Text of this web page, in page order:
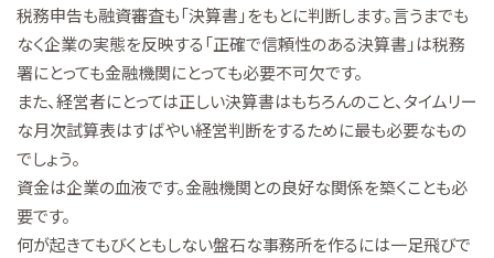
税務申告も融資審査も「決算書」をもとに判断します。言うまでも
なく企業の実態を反映する「正確で信頼性のある決算書」は税務
署にとっても金融機関にとっても必要不可欠です。
また、経営者にとっては正しい決算書はもちろんのこと、タイムリー
な月次試算表はすばやい経営判断をするために最も必要なもの
でしょう。
資金は企業の血液です。金融機関との良好な関係を築くことも必
要です。
何が起きてもびくともしない盤石な事務所を作るには一足飛びで